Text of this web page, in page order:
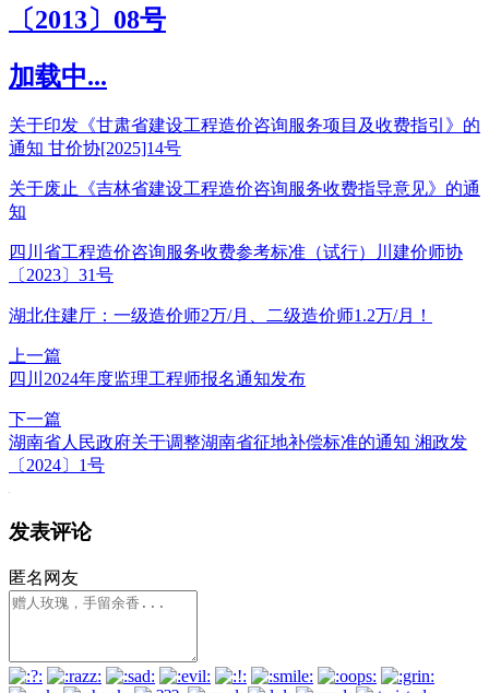
〔2013〕08号
加载中...
关于印发《甘肃省建设工程造价咨询服务项目及收费指引》的
通知 甘价协[2025]14号
关于废止《吉林省建设工程造价咨询服务收费指导意见》的通
知
四川省工程造价咨询服务收费参考标准（试行）川建价师协
〔2023〕31号
湖北住建厅：一级造价师2万/月、二级造价师1.2万/月！
上一篇
四川2024年度监理工程师报名通知发布
下一篇
湖南省人民政府关于调整湖南省征地补偿标准的通知 湘政发
〔2024〕1号
发表评论
匿名网友